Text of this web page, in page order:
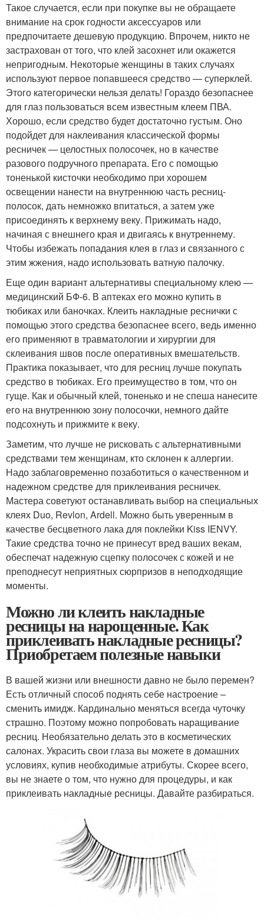
Такое случается, если при покупке вы не обращаете
внимание на срок годности аксессуаров или
предпочитаете дешевую продукцию. Впрочем, никто не
застрахован от того, что клей засохнет или окажется
непригодным. Некоторые женщины в таких случаях
используют первое попавшееся средство — суперклей.
Этого категорически нельзя делать! Гораздо безопаснее
для глаз пользоваться всем известным клеем ПВА.
Хорошо, если средство будет достаточно густым. Оно
подойдет для наклеивания классической формы
ресничек — целостных полосочек, но в качестве
разового подручного препарата. Его с помощью
тоненькой кисточки необходимо при хорошем
освещении нанести на внутреннюю часть ресниц-
полосок, дать немножко впитаться, а затем уже
присоединять к верхнему веку. Прижимать надо,
начиная с внешнего края и двигаясь к внутреннему.
Чтобы избежать попадания клея в глаз и связанного с
этим жжения, надо использовать ватную палочку.
Еще один вариант альтернативы специальному клею —
медицинский БФ-6. В аптеках его можно купить в
тюбиках или баночках. Клеить накладные реснички с
помощью этого средства безопаснее всего, ведь именно
его применяют в травматологии и хирургии для
склеивания швов после оперативных вмешательств.
Практика показывает, что для ресниц лучше покупать
средство в тюбиках. Его преимущество в том, что он
гуще. Как и обычный клей, тоненько и не спеша нанесите
его на внутреннюю зону полосочки, немного дайте
подсохнуть и прижмите к веку.
Заметим, что лучше не рисковать с альтернативными
средствами тем женщинам, кто склонен к аллергии.
Надо заблаговременно позаботиться о качественном и
надежном средстве для приклеивания ресничек.
Мастера советуют останавливать выбор на специальных
клеях Duo, Revlon, Ardell. Можно быть уверенным в
качестве бесцветного лака для поклейки Kiss IENVY.
Такие средства точно не принесут вред ваших векам,
обеспечат надежную сцепку полосочек с кожей и не
преподнесут неприятных сюрпризов в неподходящие
моменты.
Можно ли клеить накладные
ресницы на нарощенные. Как
приклеивать накладные ресницы?
Приобретаем полезные навыки
В вашей жизни или внешности давно не было перемен?
Есть отличный способ поднять себе настроение –
сменить имидж. Кардинально меняться всегда чуточку
страшно. Поэтому можно попробовать наращивание
ресниц. Необязательно делать это в косметических
салонах. Украсить свои глаза вы можете в домашних
условиях, купив необходимые атрибуты. Скорее всего,
вы не знаете о том, что нужно для процедуры, и как
приклеивать накладные ресницы. Давайте разбираться.